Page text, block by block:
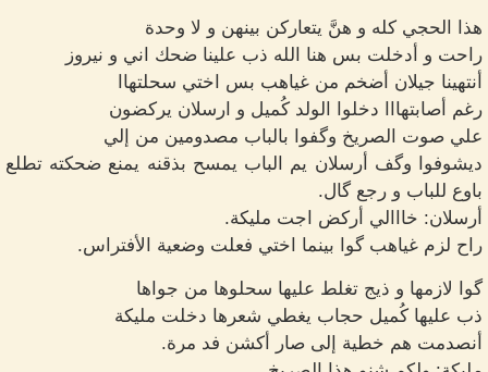
هذا الحجي كله و هنَّ يتعاركن بينهن و لا وحدة
راحت و أدخلت بس هنا الله ذب علينا ضحك اني و نيروز
أنتهينا جيلان أضخم من غياهب بس اختي سحلتهاا
رغم أصابتهااا دخلوا الولد كُميل و ارسلان يركضون
علي صوت الصريخ وگفوا بالباب مصدومين من إلي
ديشوفوا وگف أرسلان يم الباب يمسح بذقنه يمنع ضحكته تطلع
باوع للباب و رجع گال.
أرسلان: خااالي أركض اجت مليكة.
راح لزم غياهب گوا بينما اختي فعلت وضعية الأفتراس.
گوا لازمها و ذيج تغلط عليها سحلوها من جواها
ذب عليها كُميل حجاب يغطي شعرها دخلت مليكة
أنصدمت هم خطية إلى صار أكشن فد مرة.